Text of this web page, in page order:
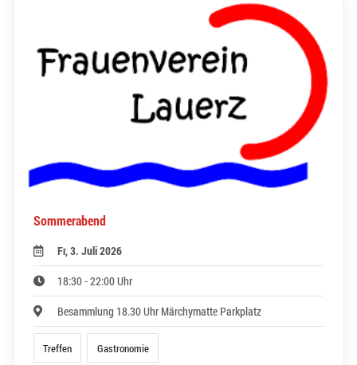
Sommerabend
Fr, 3. Juli 2026
18:30 - 22:00 Uhr
Besammlung 18.30 Uhr Märchymatte Parkplatz
Treffen Gastronomie